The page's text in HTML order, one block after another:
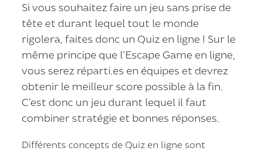
Si vous souhaitez faire un jeu sans prise de
tête et durant lequel tout le monde
rigolera, faites donc un Quiz en ligne ! Sur le
même principe que l’Escape Game en ligne,
vous serez réparti.es en équipes et devrez
obtenir le meilleur score possible à la fin.
C’est donc un jeu durant lequel il faut
combiner stratégie et bonnes réponses.
Différents concepts de Quiz en ligne sont